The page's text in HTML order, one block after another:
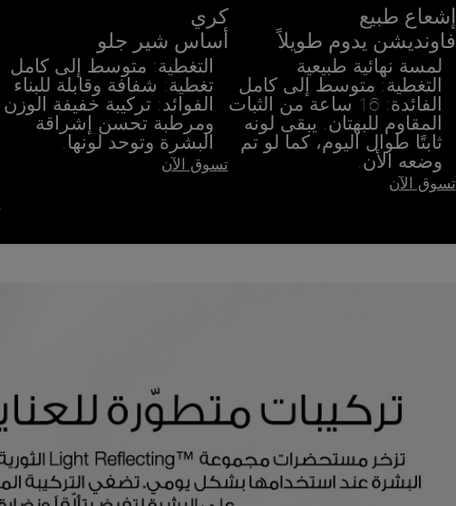
إشعاع طبيع
فاونديشن يدوم طويلاً
لمسة نهائية طبيعية
التغطية: متوسط إلى كامل
الفائدة: 16 ساعة من الثبات
المقاوم للبهتان. يبقى لونه
ثابتًا طوال اليوم، كما لو تم
وضعه الأن.
تسوق الآن
كري
أساس شير جلو
التغطية: متوسط إلى كامل
تغطية: شفافة وقابلة للبناء
الفوائد: تركيبة خفيفة الوزن
ومرطبة تحسن إشراقة
البشرة وتوحد لونها.
تسوق الآن